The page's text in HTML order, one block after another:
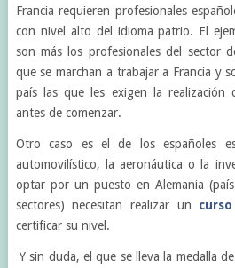
Francia requieren profesionales
con nivel alto del idioma patrio. El
son más los profesionales del sector
que se marchan a trabajar a Francia y
país las que les exigen la realización
antes de comenzar.
Otro caso es el de los españoles
automovilístico, la aeronáutica o la
optar por un puesto en Alemania
sectores) necesitan realizar un
certificar su nivel.
Y sin duda, el que se lleva la medalla